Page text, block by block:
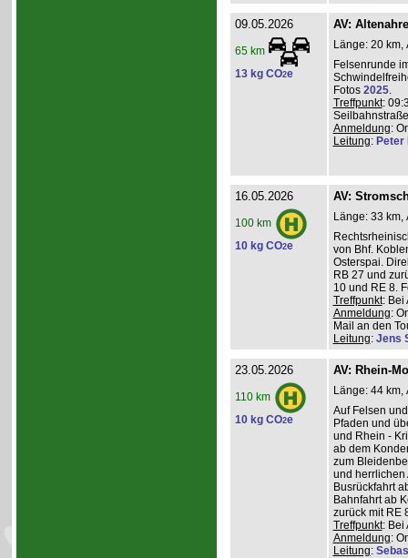
09.05.2026
65 km
13 kg CO2e
AV:
Länge: 20 km,
Felsenrunde
Fotos 2025.
Treffpunkt:
Anmeldung:
Leitung: Peter
16.05.2026
100 km
10 kg CO2e
AV:
Länge: 33 km,
von Bhf.
Osterspai.
RB 27 und
10 und RE 8.
Treffpunkt: Bei
Anmeldung:
Mail an den
Leitung: Jens
23.05.2026
110 km
10 kg CO2e
AV: Rhein-
Länge: 44 km,
Auf Felsen
Pfaden und
und Rhein -
ab dem
zum
und herrlichen
Busrückfahrt
Bahnfahrt ab
zurück mit RE
Treffpunkt: Bei
Anmeldung:
Leitung: